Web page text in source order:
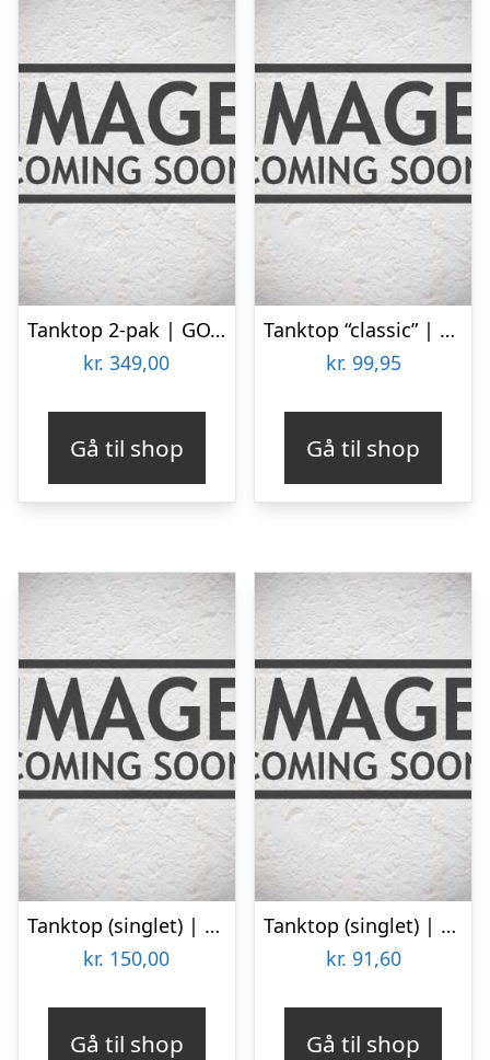
Tanktop 2-pak | GOTS bomuld | Hvid
kr. 349,00
Gå til shop
Tanktop “classic” | 100% bomuld | grå
kr. 99,95
Gå til shop
Tanktop (singlet) | Bambusviskose | Sort
kr. 150,00
Gå til shop
Tanktop (singlet) | 2-pak | GOTS bomuld | Hvid
kr. 91,60
Gå til shop